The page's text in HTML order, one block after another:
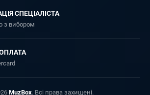
СПЕЦІАЛІСТА
з вибором
MuzBox. Всі права захищені.